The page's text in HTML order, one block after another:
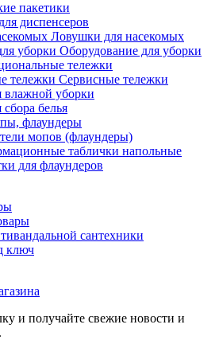
пакетики
диспенсеров
Ловушки для насекомых
Оборудование для уборки
тележки
Сервисные тележки
влажной уборки
белья
флаундеры
мопов (флаундеры)
таблички напольные
для флаундеров
сантехники
ключ
и получайте свежие новости и